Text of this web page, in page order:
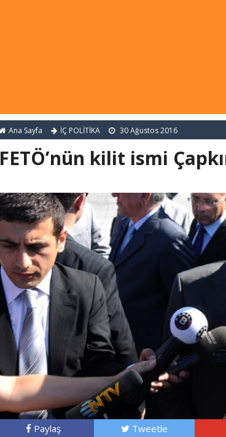
Ana Sayfa İÇ POLİTİKA 30 Ağustos 2016
FETÖ’nün kilit ismi
Paylaş Tweetle